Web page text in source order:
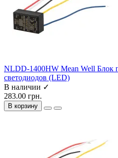
NLDD-1400HW Mean Well Блок
светодиодов (LED)
В наличии ✓
283.00 грн.
В корзину